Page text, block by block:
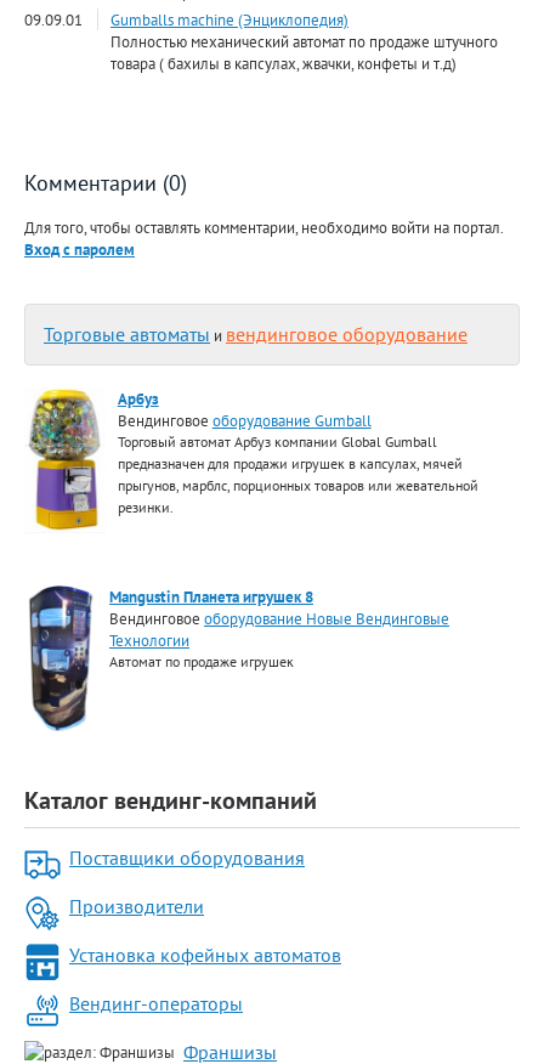
09.09.01
Gumballs machine (Энциклопедия)
Полностью механический автомат по продаже штучного
товара ( бахилы в капсулах, жвачки, конфеты и т.д)
Комментарии (0)
Для того, чтобы оставлять комментарии, необходимо войти на портал.
Вход с паролем
Торговые автоматы и вендинговое оборудование
Арбуз
Вендинговое оборудование Gumball
Торговый автомат Арбуз компании Global Gumball
предназначен для продажи игрушек в капсулах, мячей
прыгунов, марблс, порционных товаров или жевательной
резинки.
Mangustin Планета игрушек 8
Вендинговое оборудование Новые Вендинговые
Технологии
Автомат по продаже игрушек
Каталог вендинг-компаний
Поставщики оборудования
Производители
Установка кофейных автоматов
Вендинг-операторы
Франшизы